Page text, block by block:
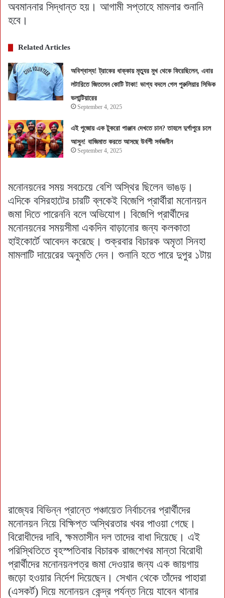
অবমাননার সিদ্ধান্ত হয়। আগামী সপ্তাহে মামলার শুনানি
হবে।
Related Articles
অবিশ্বাস্য! ট্রাকের ধাক্কায় মৃত্যুর মুখ থেকে ফিরেছিলেন, এবার
লটারিতে জিতলেন কোটি টাকা! ভাগ্য বদলে গেল পুরুলিয়ার সিভিক
ভলান্টিয়ারের
September 4, 2025
এই পুজোয় এক টুকরো পাঞ্জাব দেখতে চান? তাহলে দুর্গাপুরে চলে
আসুন! বাজিমাত করতে আসছে উর্বশী সর্বজনীন
September 4, 2025
মনোনয়নের সময় সবচেয়ে বেশি অস্থির ছিলেন ভাঙড়।
এদিকে বসিরহাটের চারটি ব্লকেই বিজেপি প্রার্থীরা মনোনয়ন
জমা দিতে পারেননি বলে অভিযোগ। বিজেপি প্রার্থীদের
মনোনয়নের সময়সীমা একদিন বাড়ানোর জন্য কলকাতা
হাইকোর্টে আবেদন করেছে। শুক্রবার বিচারক অমৃতা সিনহা
মামলাটি দায়েরের অনুমতি দেন। শুনানি হতে পারে দুপুর ১টায়
রাজ্যের বিভিন্ন প্রান্তে পঞ্চায়েত নির্বাচনের প্রার্থীদের
মনোনয়ন নিয়ে বিক্ষিপ্ত অস্থিরতার খবর পাওয়া গেছে।
বিরোধীদের দাবি, ক্ষমতাসীন দল তাদের বাধা দিয়েছে। এই
পরিস্থিতিতে বৃহস্পতিবার বিচারক রাজশেখর মান্তা বিরোধী
প্রার্থীদের মনোনয়নপত্র জমা দেওয়ার জন্য এক জায়গায়
জড়ো হওয়ার নির্দেশ দিয়েছেন। সেখান থেকে তাঁদের পাহারা
(এসকর্ট) দিয়ে মনোনয়ন কেন্দ্র পর্যন্ত নিয়ে যাবেন থানার